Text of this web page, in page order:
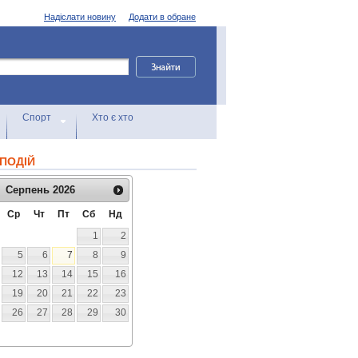
Додати в обране
Надіслати новину
Спорт Хто є хто
Серпень 2026
Ср Чт Пт Сб
Нд
1
2
5 6 7 8
9
12 13 14 15
16
19 20 21 22
23
26 27 28 29
30